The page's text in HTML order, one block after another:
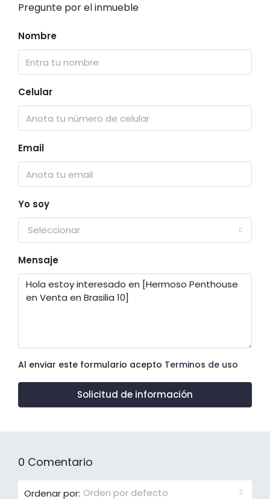
Pregunte por el inmueble
Nombre
Celular
Email
Yo soy
Seleccionar
Mensaje
Al enviar este formulario acepto Terminos de uso
Solicitud de información
0 Comentario
Ordenar por: Orden por defecto